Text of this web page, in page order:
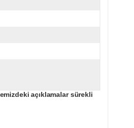
açıklamalar sürekli